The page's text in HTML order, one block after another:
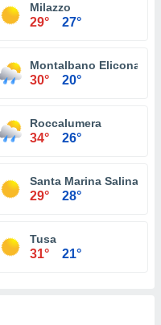
Milazzo
29° 27°
Montalbano Elicona
30° 20°
Roccalumera
34° 26°
Santa Marina Salina
29° 28°
Tusa
31° 21°